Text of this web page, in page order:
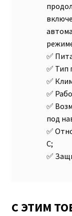
Тип
под
С;
С ЭТИМ